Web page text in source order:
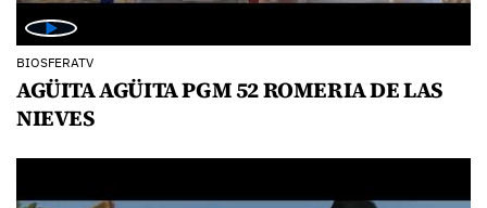
BIOSFERATV
AGÜITA AGÜITA PGM 52 ROMERIA DE LAS
NIEVES